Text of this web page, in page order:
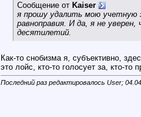
Сообщение от Kaiser
я прошу удалить мою учетную
равноправия. И да, я не
десятилетий.
Как-то снобизма я, субъективно,
это лойс, кто-то голосует за, кто-
Последний раз редактировалось User;